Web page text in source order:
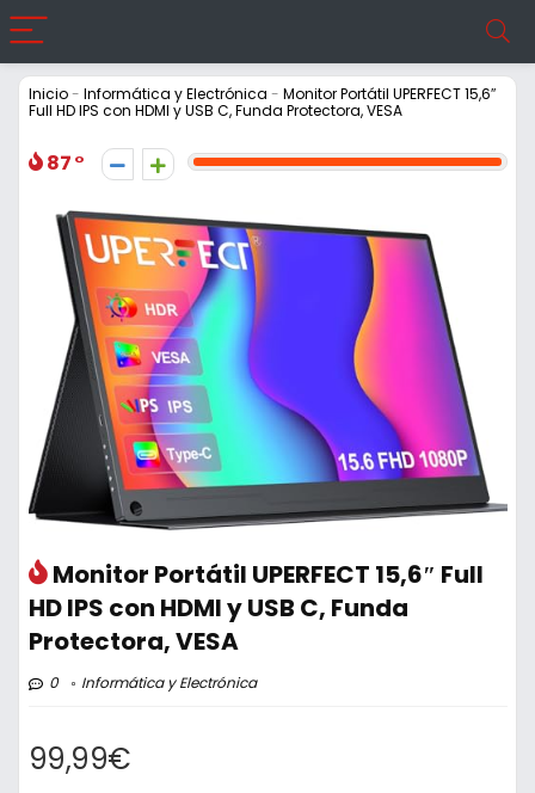
Inicio- Informática y Electrónica - Monitor Portátil UPERFECT 15,6″
Full HD IPS con HDMI y USB C, Funda Protectora, VESA
87
Monitor Portátil UPERFECT 15,6″ Full
HD IPS con HDMI y USB C, Funda
Protectora, VESA
0 Informática y Electrónica
99,99€